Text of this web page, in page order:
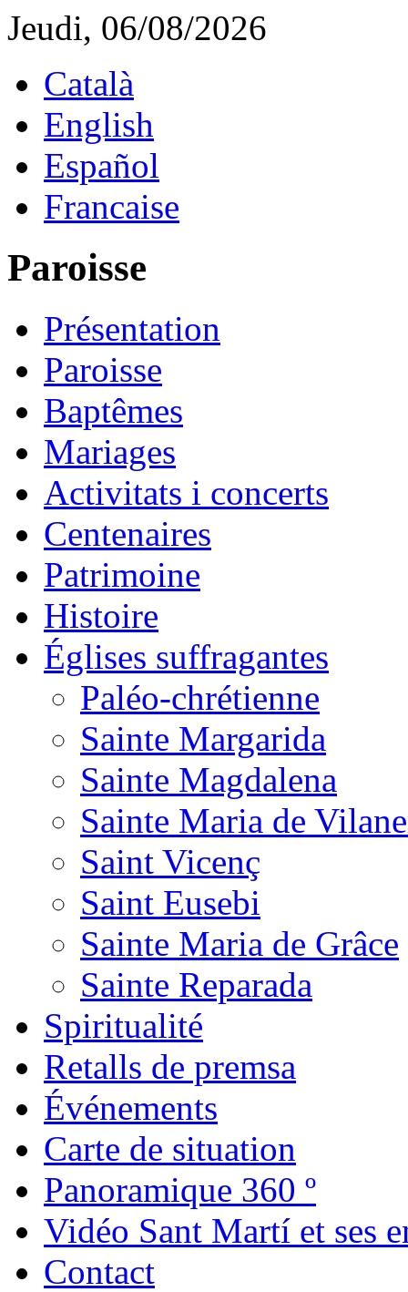
Jeudi, 06/08/2026
Català
English
Español
Francaise
Paroisse
Présentation
Paroisse
Baptêmes
Mariages
Activitats i concerts
Centenaires
Patrimoine
Histoire
Églises suffragantes
Paléo-chrétienne
Sainte Margarida
Sainte Magdalena
Sainte Maria de
Saint Vicenç
Saint Eusebi
Sainte Maria de Grâce
Sainte Reparada
Spiritualité
Retalls de premsa
Événements
Carte de situation
Panoramique 360 º
Vidéo Sant Martí et ses
Contact